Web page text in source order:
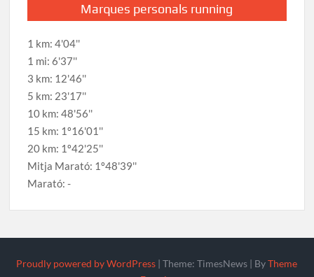
Marques personals running
1 km: 4'04''
1 mi: 6'37''
3 km: 12'46''
5 km: 23'17''
10 km: 48'56''
15 km: 1º16'01''
20 km: 1º42'25''
Mitja Marató: 1º48'39''
Marató: -
Proudly powered by WordPress |Theme: TimesNews | ByTheme